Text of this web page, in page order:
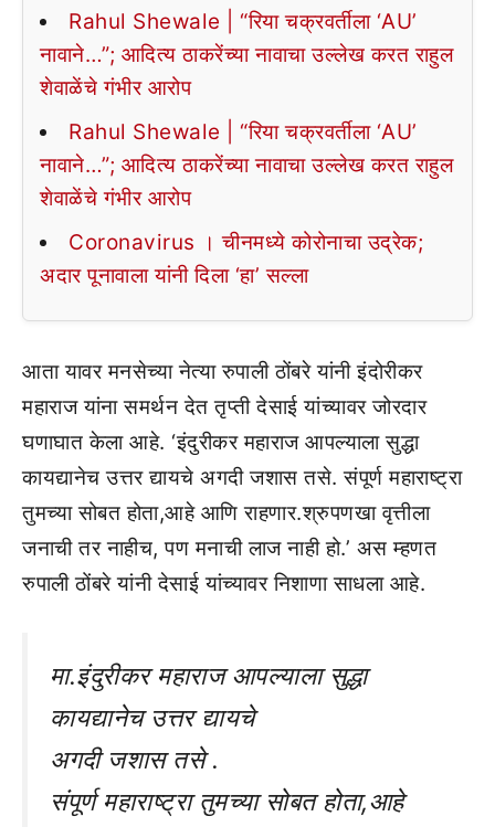
Rahul Shewale | “रिया चक्रवर्तीला ‘AU’
नावाने…”; आदित्य ठाकरेंच्या नावाचा उल्लेख करत राहुल
शेवाळेंचे गंभीर आरोप
Rahul Shewale | “रिया चक्रवर्तीला ‘AU’
नावाने…”; आदित्य ठाकरेंच्या नावाचा उल्लेख करत राहुल
शेवाळेंचे गंभीर आरोप
Coronavirus । चीनमध्ये कोरोनाचा उद्रेक;
अदार पूनावाला यांनी दिला ‘हा’ सल्ला
आता यावर मनसेच्या नेत्या रुपाली ठोंबरे यांनी इंदोरीकर
महाराज यांना समर्थन देत तृप्ती देसाई यांच्यावर जोरदार
घणाघात केला आहे. ‘इंदुरीकर महाराज आपल्याला सुद्धा
कायद्यानेच उत्तर द्यायचे अगदी जशास तसे. संपूर्ण महाराष्ट्रा
तुमच्या सोबत होता,आहे आणि राहणार.श्रुपणखा वृत्तीला
जनाची तर नाहीच, पण मनाची लाज नाही हो.’ अस म्हणत
रुपाली ठोंबरे यांनी देसाई यांच्यावर निशाणा साधला आहे.
मा.इंदुरीकर महाराज आपल्याला सुद्धा
कायद्यानेच उत्तर द्यायचे
अगदी जशास तसे .
संपूर्ण महाराष्ट्रा तुमच्या सोबत होता,आहे